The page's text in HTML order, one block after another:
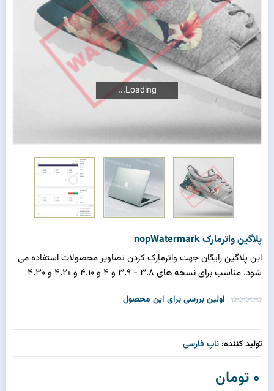
Loading...
Loading...
پلاگین واترمارک nopWatermark
این پلاگین رایگان جهت واترمارک کردن تصاویر محصولات استفاده می
شود. مناسب برای نسخه های 3.8 - 3.9 و 4 و 4.10 و 4.20 و 4.30
اولین بررسی برای این محصول
تولید کننده: ناپ فارسی
0 تومان